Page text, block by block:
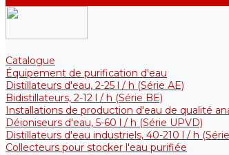
Catalogue
Équipement de purification d'eau
Distillateurs d'eau, 2-25 l / h (Série АE)
Bidistillateurs, 2-12 l / h (Série BE)
Installations de production d'eau de qualité
Déioniseurs d'eau, 5-60 l / h (Série UPVD)
Distillateurs d'eau industriels, 40-210 l / h
Collecteurs pour stocker l'eau purifiée